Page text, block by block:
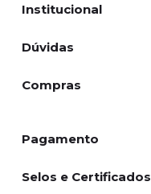
Institucional
Dúvidas
Compras
Pagamento
Selos e Certificados